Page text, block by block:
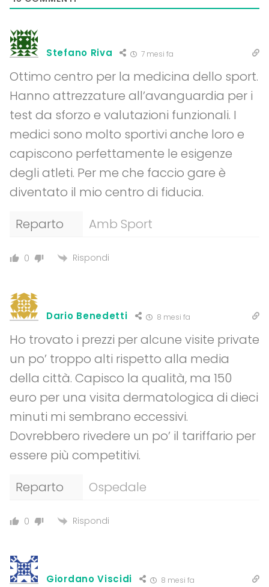
Stefano Riva 7 mesi fa
Ottimo centro per la medicina dello sport.
Hanno attrezzature all’avanguardia per i
test da sforzo e valutazioni funzionali. I
medici sono molto sportivi anche loro e
capiscono perfettamente le esigenze
degli atleti. Per me che faccio gare è
diventato il mio centro di fiducia.
Reparto
Amb Sport
0 Rispondi
Dario Benedetti 8 mesi fa
Ho trovato i prezzi per alcune visite private
un po’ troppo alti rispetto alla media
della città. Capisco la qualità, ma 150
euro per una visita dermatologica di dieci
minuti mi sembrano eccessivi.
Dovrebbero rivedere un po’ il tariffario per
essere più competitivi.
Reparto
Ospedale
0 Rispondi
Giordano Viscidi 8 mesi fa